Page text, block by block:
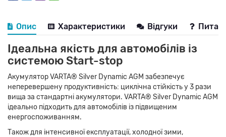
Опис Характеристики Відгуки
Ідеальна якість для автомобілів із
системою Start-stop
Акумулятор VARTA® Silver Dynamic AGM забезпечує
неперевершену продуктивність: циклічна стійкість у 3 рази
вища за стандартні акумулятори. VARTA® Silver Dynamic AGM
ідеально підходить для автомобілів із підвищеним
енергоспоживанням.
Також для інтенсивної експлуатації, холодної зими,